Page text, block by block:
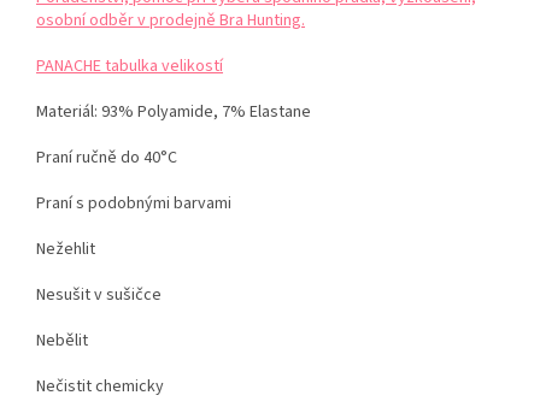
osobní odběr v prodejně Bra Hunting.
PANACHE tabulka velikostí
Materiál: 93% Polyamide, 7% Elastane
Praní ručně do 40°C
Praní s podobnými barvami
Nežehlit
Nesušit v sušičce
Nebělit
Nečistit chemicky